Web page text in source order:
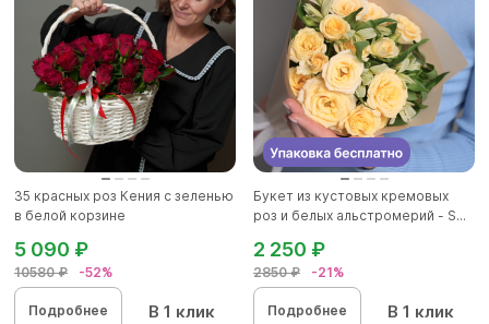
35 красных роз Кения с зеленью
в белой корзине
10580 ₽ -52%
5 090 ₽
Подробнее В 1 клик
Букет из кустовых кремовых
роз и белых альстромерий - S...
2850 ₽ -21%
2 250 ₽
Подробнее В 1 клик